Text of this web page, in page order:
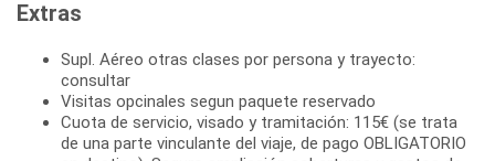
Extras
Supl. Aéreo otras clases por persona y trayecto:
consultar
Visitas opcinales segun paquete reservado
Cuota de servicio, visado y tramitación: 115€ (se trata
de una parte vinculante del viaje, de pago OBLIGATORIO